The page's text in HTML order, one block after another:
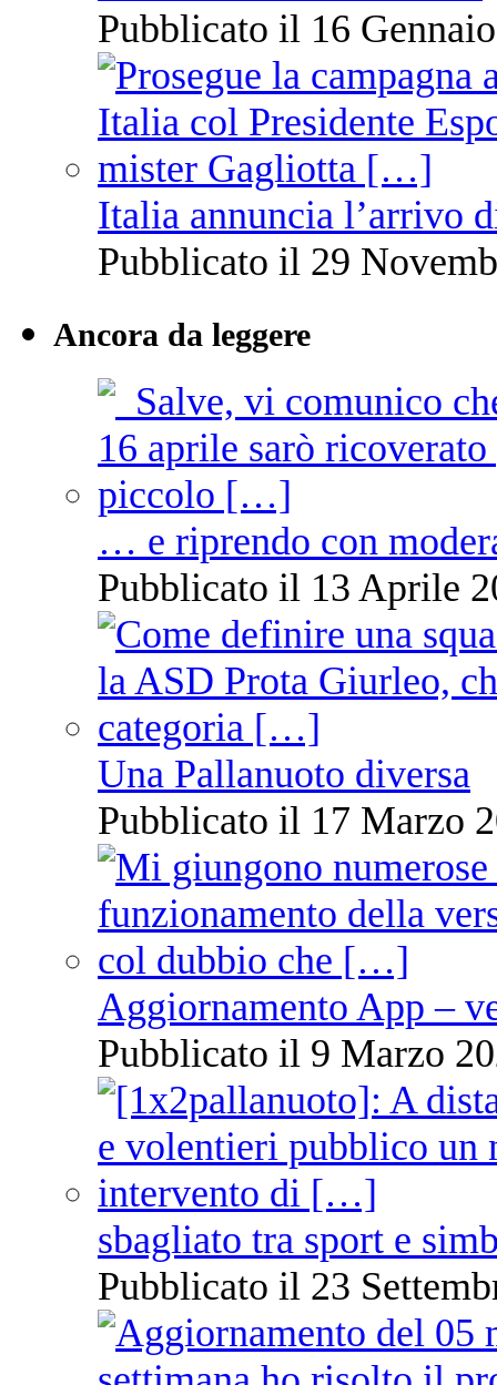
Pubblicato il 16
Italia annuncia l’arrivo
Pubblicato il 29
Ancora da leggere
… e riprendo con
Pubblicato il 13 Aprile
Una Pallanuoto diversa
Pubblicato il 17 Marzo
Aggiornamento App –
Pubblicato il 9 Marzo
sbagliato tra sport e
Pubblicato il 23